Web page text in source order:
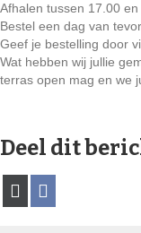
Afhalen tussen 17.00
Bestel een dag van
Geef je bestelling door
Wat hebben wij jullie
terras open mag en we
Deel dit
Share
on